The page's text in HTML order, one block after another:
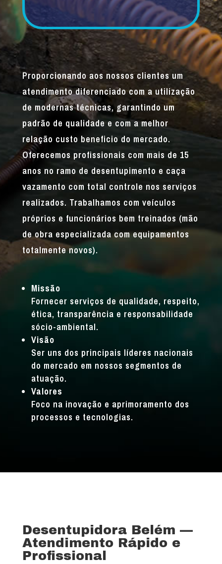
Proporcionando aos nossos clientes um
atendimento diferenciado com a utilização
de modernas técnicas, garantindo um
padrão de qualidade e com a melhor
relação custo beneficio do mercado.
Oferecemos profissionais com mais de 15
anos no ramo de desentupimento e caça
vazamento com total controle nos serviços
realizados. Trabalhamos com veículos
próprios e funcionários bem treinados (mão
de obra especializada com equipamentos
totalmente novos).
Missão
Fornecer serviços de qualidade, respeito,
ética, transparência e responsabilidade
sócio-ambiental.
Visão
Ser uns dos principais líderes nacionais
do mercado em nossos segmentos de
atuação.
Valores
Foco na inovação e aprimoramento dos
processos e tecnologias.
Desentupidora Belém —
Atendimento Rápido e
Profissional